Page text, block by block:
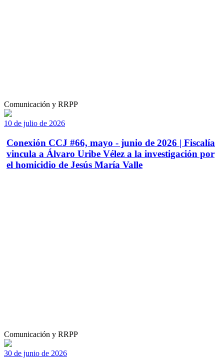
Comunicación y RRPP
10 de julio de 2026
Conexión CCJ #66, mayo - junio de 2026 | Fiscalía
vincula a Álvaro Uribe Vélez a la investigación por
el homicidio de Jesús María Valle
Comunicación y RRPP
30 de junio de 2026